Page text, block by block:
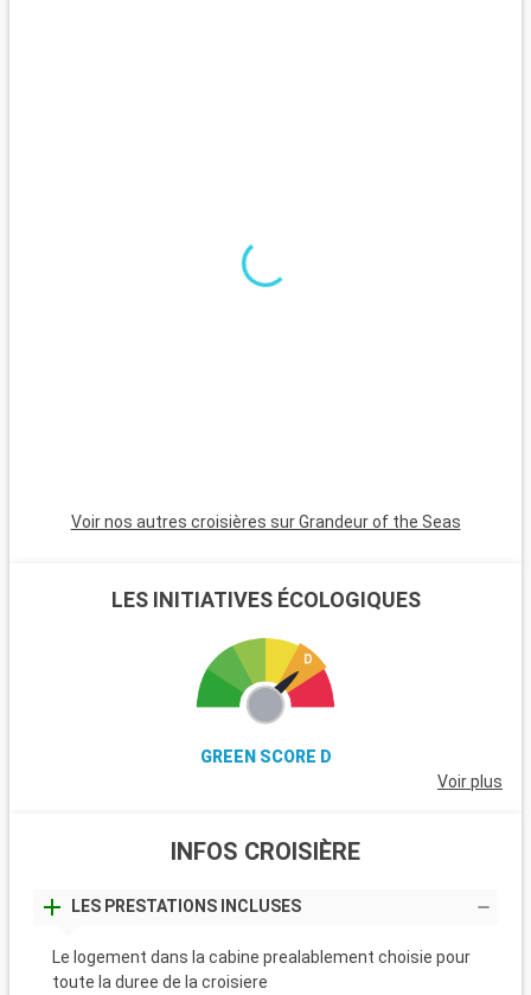
Voir nos autres croisières sur Grandeur of the Seas
LES INITIATIVES ÉCOLOGIQUES
GREEN SCORE D
Voir plus
INFOS CROISIÈRE
LES PRESTATIONS INCLUSES
Le logement dans la cabine prealablement choisie pour
toute la duree de la croisiere